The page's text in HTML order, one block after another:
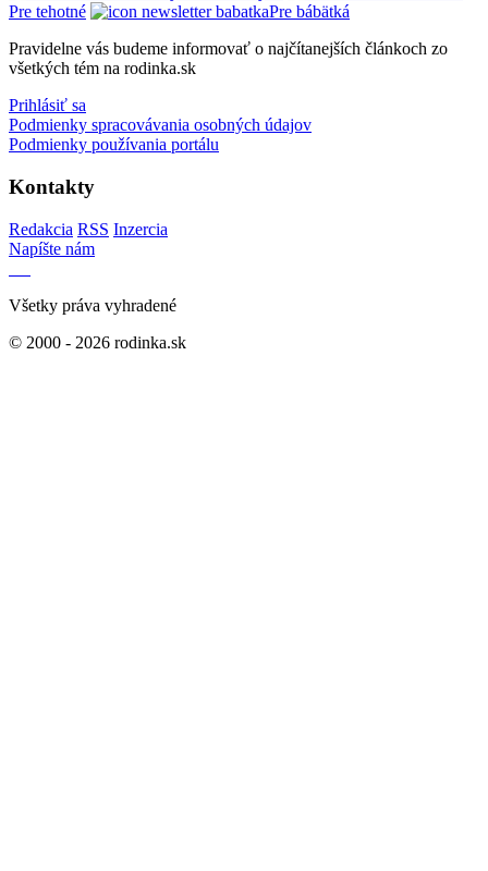
Pre tehotné
Pre bábätká
Pravidelne vás budeme informovať o najčítanejších článkoch zo
všetkých tém na rodinka.sk
Prihlásiť sa
Podmienky spracovávania osobných údajov
Podmienky používania portálu
Kontakty
Redakcia RSS Inzercia
Napíšte nám
Všetky práva vyhradené
© 2000 - 2026 rodinka.sk